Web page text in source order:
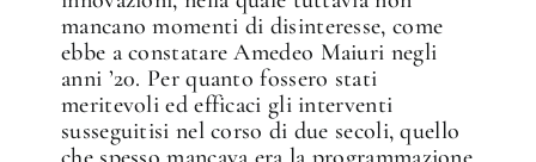
mancano momenti di disinteresse, come
ebbe a constatare Amedeo Maiuri negli
anni ’20. Per quanto fossero stati
meritevoli ed efficaci gli interventi
susseguitisi nel corso di due secoli, quello